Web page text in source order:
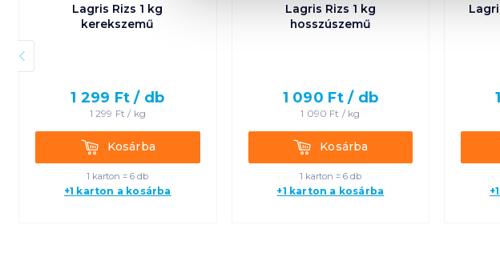
Lagris Rizs 1 kg
kerekszemű
1 299 Ft / db
1 299 Ft / kg
KosárbaKosárba
1 karton = 6 db
+1 karton a kosárba
Lagris Rizs 1 kg
hosszúszemű
1 090 Ft / db
1 090 Ft / kg
KosárbaKosárba
1 karton = 6 db
+1 karton a kosárba